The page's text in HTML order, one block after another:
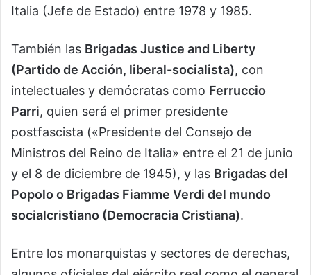
Italia (Jefe de Estado) entre 1978 y 1985.
También las Brigadas Justice and Liberty
(Partido de Acción, liberal-socialista), con
intelectuales y demócratas como Ferruccio
Parri, quien será el primer presidente
postfascista («Presidente del Consejo de
Ministros del Reino de Italia» entre el 21 de junio
y el 8 de diciembre de 1945), y las Brigadas del
Popolo o Brigadas Fiamme Verdi del mundo
socialcristiano (Democracia Cristiana).
Entre los monarquistas y sectores de derechas,